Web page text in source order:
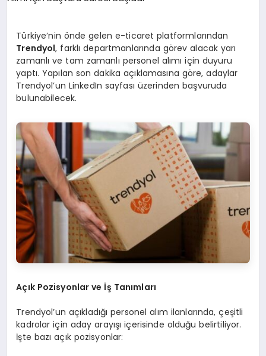
Türkiye’nin önde gelen e-ticaret platformlarından
Trendyol, farklı departmanlarında görev alacak yarı
zamanlı ve tam zamanlı personel alımı için duyuru
yaptı. Yapılan son dakika açıklamasına göre, adaylar
Trendyol’un LinkedIn sayfası üzerinden başvuruda
bulunabilecek.
Açık Pozisyonlar ve İş Tanımları
Trendyol’un açıkladığı personel alım ilanlarında, çeşitli
kadrolar için aday arayışı içerisinde olduğu belirtiliyor.
İşte bazı açık pozisyonlar: